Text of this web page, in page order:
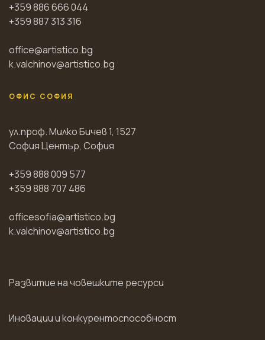
+359 886 666 044
+359 887 313 316
office@artistico.bg
k.valchinov@artistico.bg
ОФИС СОФИЯ
ул.проф. Милко Бичев 1, 1527
София Център, София
+359 888 009 577
+359 888 707 486
officesofia@artistico.bg
k.valchinov@artistico.bg
Развитие на човешките ресурси
Иновации и конкурентоспособност